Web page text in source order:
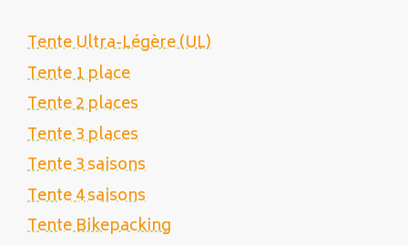
Tente Ultra-Légère (UL)
Tente 1 place
Tente 2 places
Tente 3 places
Tente 3 saisons
Tente 4 saisons
Tente Bikepacking